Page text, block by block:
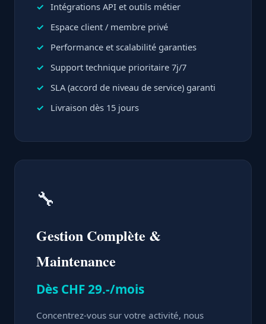
Intégrations API et outils métier
Espace client / membre privé
Performance et scalabilité garanties
Support technique prioritaire 7j/7
SLA (accord de niveau de service) garanti
Livraison dès 15 jours
🔧
Gestion Complète &
Maintenance
Dès CHF 29.-/mois
Concentrez-vous sur votre activité, nous